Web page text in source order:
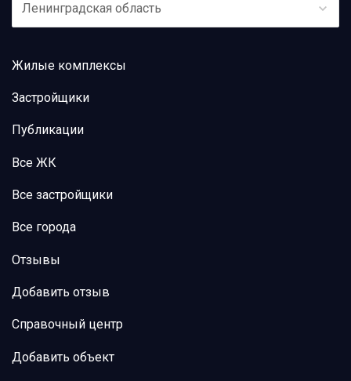
Ленинградская область
Жилые комплексы
Застройщики
Публикации
Все ЖК
Все застройщики
Все города
Отзывы
Добавить отзыв
Справочный центр
Добавить объект